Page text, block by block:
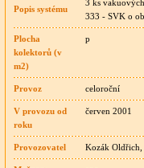
Popis systému
3 ks
333 - SVK o
Plocha
kolektorů (v
m2)
p
Provoz celoroční
V provozu od
roku
červen 2001
Provozovatel Kozák Oldřich,